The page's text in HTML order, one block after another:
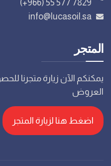
(+966) 55 577 7829
info@lucasoil.sa
المتجر
يمكنكم الآن زيارة متجرنا
العروض
اضغط هنا لزيارة المتجر